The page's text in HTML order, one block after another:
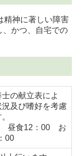
精神に著しい障害
、かつ、自宅での
の献立表によ
及び嗜好を考慮
昼食12：00 お
00